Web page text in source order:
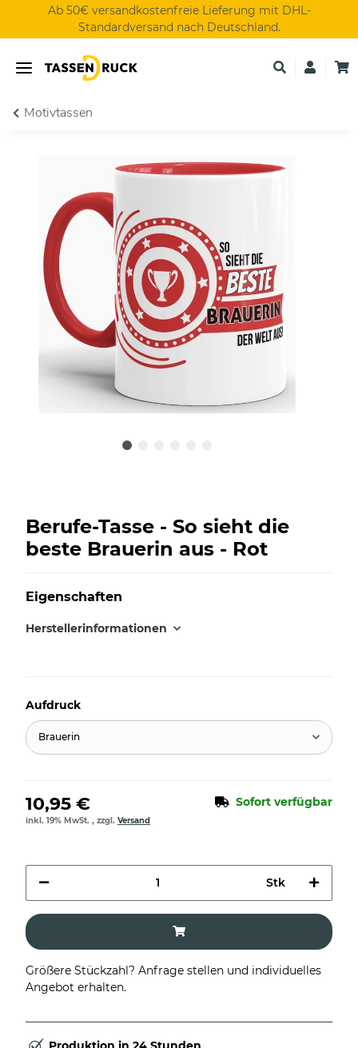
Ab 50€ versandkostenfreie Lieferung mit DHL-
Standardversand nach Deutschland.
Motivtassen
Berufe-Tasse - So sieht die
beste Brauerin aus - Rot
Eigenschaften
Herstellerinformationen
Aufdruck
Brauerin
10,95 € Sofort verfügbar
inkl. 19% MwSt. , zzgl. Versand
Stk
Größere Stückzahl? Anfrage stellen und individuelles
Angebot erhalten.